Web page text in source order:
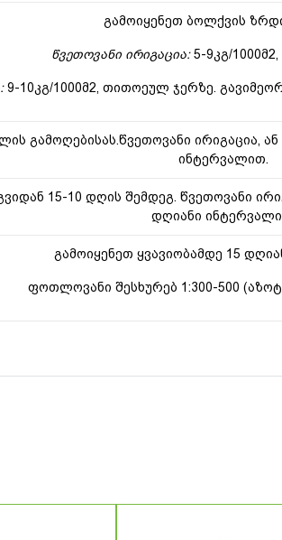
გამოიყენეთ ბოლქვის
წვეთოვანი ირიგაცია:5-9კგ/
9-10კგ/1000მ2, თითოეულ ჯერზე.
გამოღებისას.წვეთოვანი ირიგაცია,
ინტერვალით.
15-10 დღის შემდეგ. წვეთოვანი
დღიანი
გამოიყენეთ ყვავიობამდე 15
ფოთლოვანი შესხურებ 1:300-500